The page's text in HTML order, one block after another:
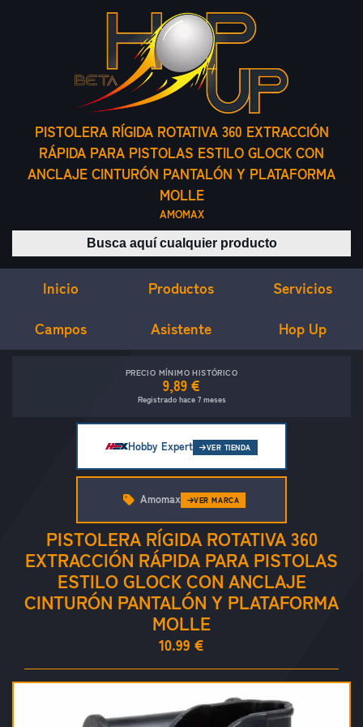
PISTOLERA RÍGIDA ROTATIVA 360 EXTRACCIÓN
RÁPIDA PARA PISTOLAS ESTILO GLOCK CON
ANCLAJE CINTURÓN PANTALÓN Y PLATAFORMA
MOLLE
AMOMAX
Buscar productos
Inicio Productos Servicios
Campos Asistente Hop Up
PRECIO MÍNIMO HISTÓRICO
9,89 €
Registrado hace 7 meses
Hobby Expert VER TIENDA
PISTOLERA RÍGIDA ROTATIVA 360
EXTRACCIÓN RÁPIDA PARA PISTOLAS
ESTILO GLOCK CON ANCLAJE
CINTURÓN PANTALÓN Y PLATAFORMA
MOLLE
10.99 €
Amomax VER MARCA